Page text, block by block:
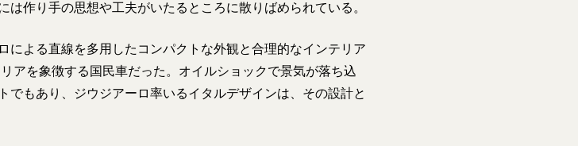
作り手の思想や工夫がいたるところに散りばめられている。
による直線を多用したコンパクトな外観と合理的なインテリア
アを象徴する国民車だった。オイルショックで景気が落ち込
でもあり、ジウジアーロ率いるイタルデザインは、その設計と